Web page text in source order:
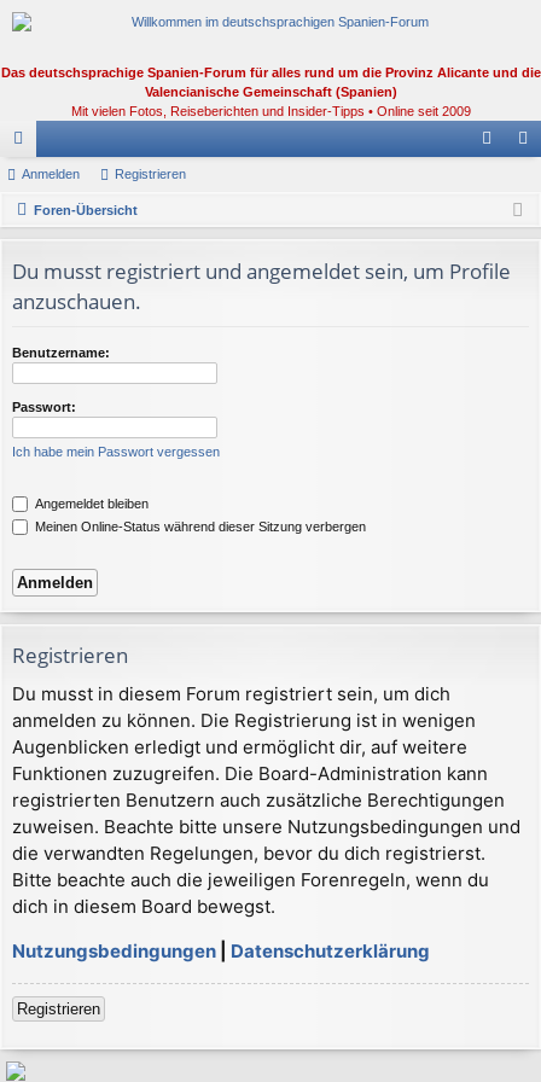
Das deutschsprachige Spanien-Forum für alles rund um die Provinz Alicante und die
Valencianische Gemeinschaft (Spanien)
Mit vielen Fotos, Reiseberichten und Insider-Tipps • Online seit 2009
or
en
de
ist
Anmelden Registrieren
Foren-Übersicht
Du musst registriert und angemeldet sein, um Profile
anzuschauen.
Benutzername:
Passwort:
Ich habe mein Passwort vergessen
Angemeldet bleiben
Meinen Online-Status während dieser Sitzung verbergen
Registrieren
Du musst in diesem Forum registriert sein, um dich
anmelden zu können. Die Registrierung ist in wenigen
Augenblicken erledigt und ermöglicht dir, auf weitere
Funktionen zuzugreifen. Die Board-Administration kann
registrierten Benutzern auch zusätzliche Berechtigungen
zuweisen. Beachte bitte unsere Nutzungsbedingungen und
die verwandten Regelungen, bevor du dich registrierst.
Bitte beachte auch die jeweiligen Forenregeln, wenn du
dich in diesem Board bewegst.
Nutzungsbedingungen
Datenschutzerklärung
Registrieren